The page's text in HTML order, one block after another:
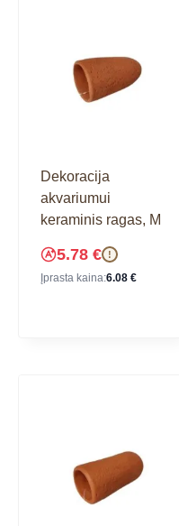
Dekoracija
akvariumui
keraminis ragas, M
5.78 € !
Įprasta kaina:6.08 €